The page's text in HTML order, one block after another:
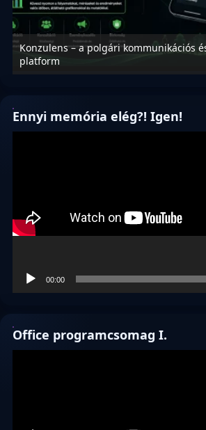
Konzulens – a polgári kommunikációs
platform
Ennyi memória elég?! Igen!
00:00
Office programcsomag I.